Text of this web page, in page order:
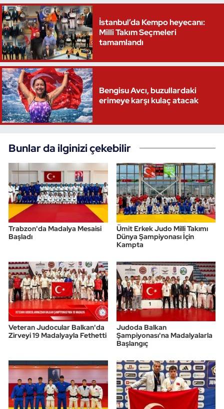
İstanbul’da Kempo heyecanı:
Milli Takım Seçmeleri
tamamlandı
Bengisu Avcı, buzullardaki
erimeye karşı kulaç atacak
Bunlar da ilginizi çekebilir
Trabzon'da Madalya Mesaisi
Başladı
Ümit Erkek Judo Milli Takımı
Dünya Şampiyonası İçin
Kampta
Veteran Judocular Balkan'da
Zirveyi 19 Madalyayla Fethetti
Judoda Balkan
Şampiyonası'na Madalyalarla
Başlangıç
Triatlon
Voleybol
Vücut Geliştirme Fitness
Wushu Kungfu
Yelken
Yüzme